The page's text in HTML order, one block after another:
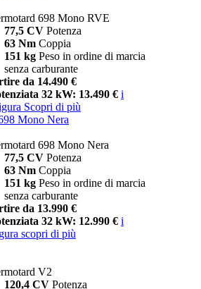
698 Mono RVE
77,5 CV Potenza
63 Nm Coppia
151 kg Peso in ordine di marcia
senza carburante
da 14.490 €
32 kW: 13.490 € i
Scopri di più
Mono Nera
698 Mono Nera
77,5 CV Potenza
63 Nm Coppia
151 kg Peso in ordine di marcia
senza carburante
da 13.990 €
32 kW: 12.990 € i
scopri di più
V2
120,4 CV Potenza